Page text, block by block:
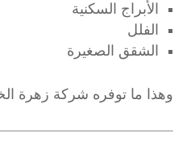
الأبراج السكنية
الفلل
الشقق الصغيرة
وهذا ما توفره شركة زهرة